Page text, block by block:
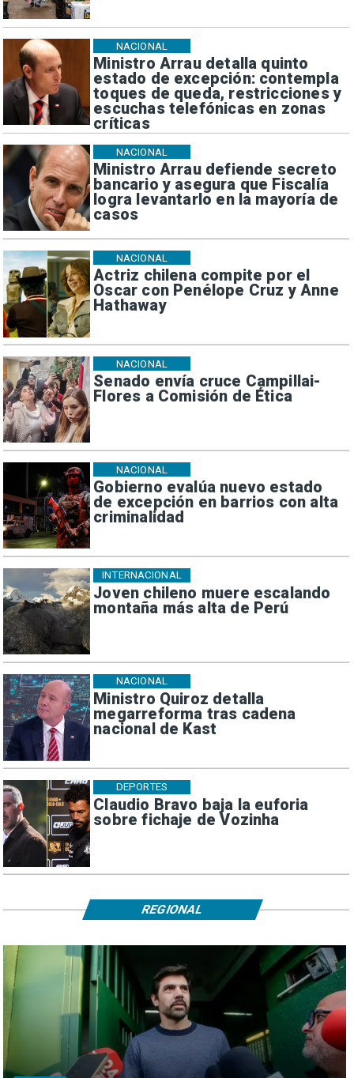
Ministro Arrau detalla quinto
estado de excepción: contempla
toques de queda, restricciones y
escuchas telefónicas en zonas
críticas
NACIONAL
Ministro Arrau defiende secreto
bancario y asegura que Fiscalía
logra levantarlo en la mayoría de
casos
NACIONAL
Actriz chilena compite por el
Oscar con Penélope Cruz y Anne
Hathaway
NACIONAL
Senado envía cruce Campillai-
Flores a Comisión de Ética
NACIONAL
Gobierno evalúa nuevo estado
de excepción en barrios con alta
criminalidad
NACIONAL
Joven chileno muere escalando
montaña más alta de Perú
INTERNACIONAL
Ministro Quiroz detalla
megarreforma tras cadena
nacional de Kast
NACIONAL
Claudio Bravo baja la euforia
sobre fichaje de Vozinha
DEPORTES
REGIONAL